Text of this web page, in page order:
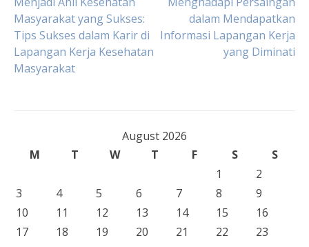
Post
navigation
Masyarakat yang Sukses:
Tips Sukses dalam Karir di
Lapangan Kerja Kesehatan
Masyarakat
dalam Mendapatkan
Informasi Lapangan Kerja
yang Diminati
August 2026
M
T W T F S
S
1
2
3
4 5 6 7 8
9
10
11 12 13 14 15
16
17
18 19 20 21 22
23